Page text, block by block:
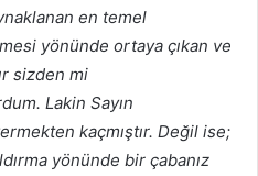
en temel
yönünde ortaya çıkan ve
sizden mi
Lakin Sayın
kaçmıştır. Değil ise;
yönünde bir çabanız